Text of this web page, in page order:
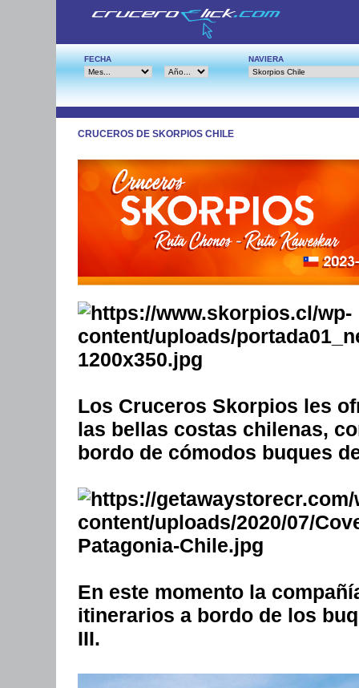
FECHA NAVIERA
CRUCEROS DE SKORPIOS CHILE
Los Cruceros Skorpios les
las bellas costas chilenas,
bordo de cómodos buques
En este momento la
itinerarios a bordo de los
III.